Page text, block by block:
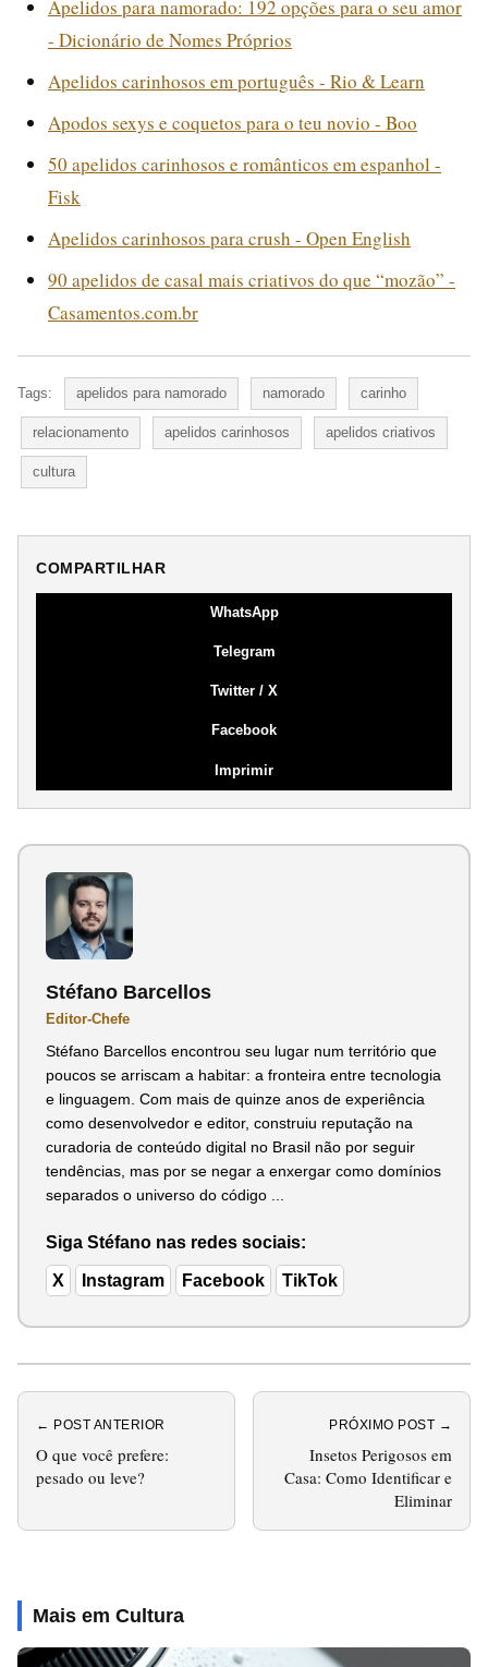
Apelidos para namorado: 192 opções para o seu amor
- Dicionário de Nomes Próprios
Apelidos carinhosos em português - Rio & Learn
Apodos sexys e coquetos para o teu novio - Boo
50 apelidos carinhosos e românticos em espanhol -
Fisk
Apelidos carinhosos para crush - Open English
90 apelidos de casal mais criativos do que “mozão” -
Casamentos.com.br
Tags: apelidos para namorado namorado carinho
relacionamento apelidos carinhosos apelidos criativos
cultura
COMPARTILHAR
WhatsApp
Telegram
Twitter / X
Facebook
Imprimir
Stéfano Barcellos
Editor-Chefe
Stéfano Barcellos encontrou seu lugar num território que
poucos se arriscam a habitar: a fronteira entre tecnologia
e linguagem. Com mais de quinze anos de experiência
como desenvolvedor e editor, construiu reputação na
curadoria de conteúdo digital no Brasil não por seguir
tendências, mas por se negar a enxergar como domínios
separados o universo do código ...
Siga Stéfano nas redes sociais:
X Instagram Facebook TikTok
← POST ANTERIOR
O que você prefere:
pesado ou leve?
PRÓXIMO POST →
Insetos Perigosos em
Casa: Como Identificar e
Eliminar
Mais em Cultura